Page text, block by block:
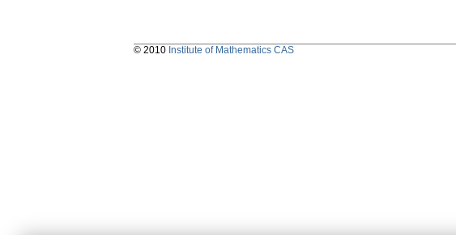
© 2010 Institute of Mathematics CAS